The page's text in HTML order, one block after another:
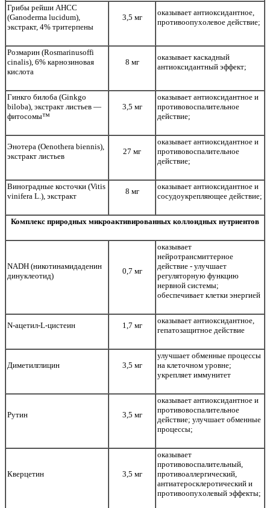
Грибы рейши АНСС
(Ganoderma lucidum),
экстракт, 4% тритерпены
3,5 мг
оказывает антиоксидантное,
противоопухолевое действие;
Розмарин (Rosmarinusoffi
cinalis), 6% карнозиновая
кислота
8 мг
оказывает каскадный
антиоксидантный эффект;
Гинкго билоба (Ginkgo
biloba), экстракт листьев —
фитосомы™
3,5 мг
оказывает антиоксидантное и
противовоспалительное
действие;
Энотера (Oenothera biennis),
экстракт листьев
27 мг
оказывает антиоксидантное и
противовоспалительное
действие;
Виноградные косточки (Vitis
vinifera L.), экстракт
8 мг
оказывает антиоксидантное и
сосудоукрепляющее действие;
Комплекс природных микроактивированных коллоидных нутриентов
NADH (никотинамидаденин
динуклеотид)
0,7 мг
оказывает
нейротрансмиттерное
действие - улучшает
регуляторную функцию
нервной системы;
обеспечивает клетки энергией
N-ацетил-L-цистеин 1,7 мг
оказывает антиоксидантное,
гепатозащитное действие
Диметилглицин 3,5 мг
улучшает обменные процессы
на клеточном уровне;
укрепляет иммунитет
Рутин 3,5 мг
оказывает антиоксидантное и
противовоспалительное
действие; улучшает обменные
процессы;
Кверцетин 3,5 мг
оказывает
противовоспалительный,
противоаллергический,
антиатеросклеротический и
противоопухолевый эффекты;